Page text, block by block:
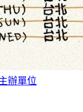
辦單位